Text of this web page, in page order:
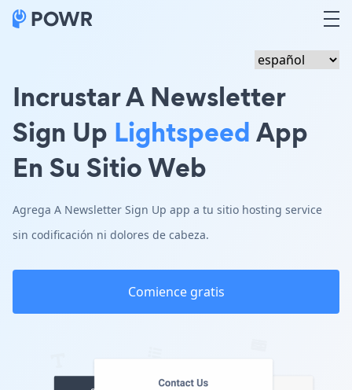
Incrustar A Newsletter
Sign Up LightspeedApp
En Su Sitio Web
Agrega A Newsletter Sign Up app a tu sitio hosting service
sin codificación ni dolores de cabeza.
Comience gratis